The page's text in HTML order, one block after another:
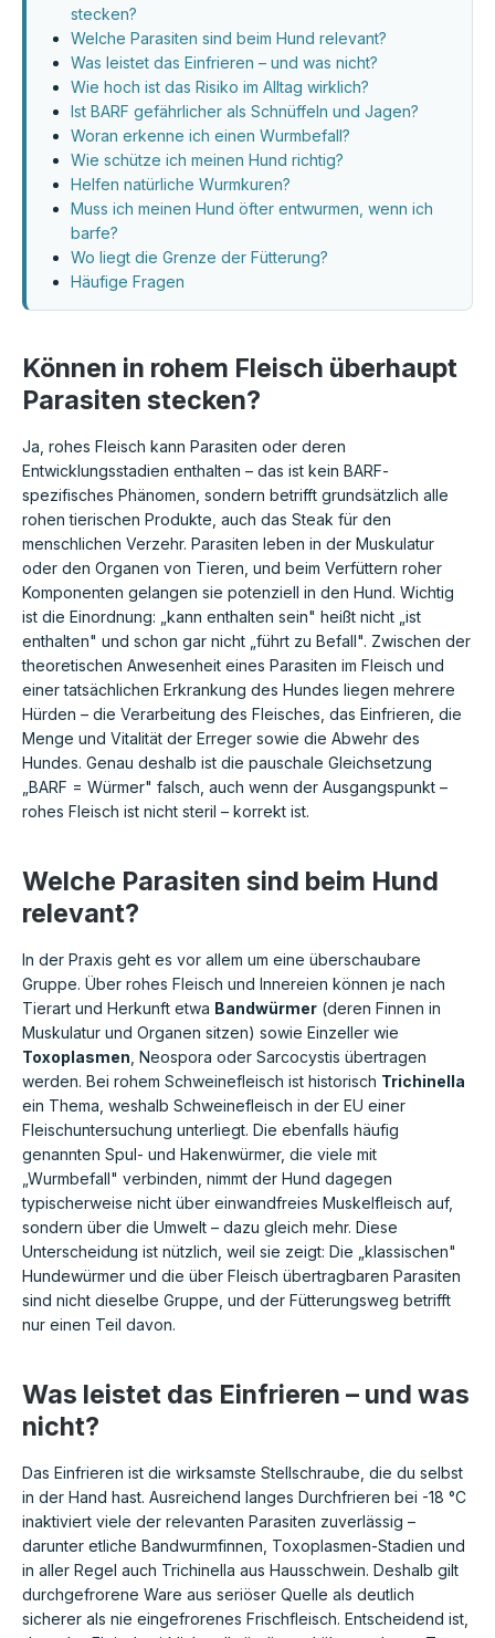
stecken?
Welche Parasiten sind beim Hund relevant?
Was leistet das Einfrieren – und was nicht?
Wie hoch ist das Risiko im Alltag wirklich?
Ist BARF gefährlicher als Schnüffeln und Jagen?
Woran erkenne ich einen Wurmbefall?
Wie schütze ich meinen Hund richtig?
Helfen natürliche Wurmkuren?
Muss ich meinen Hund öfter entwurmen, wenn ich
barfe?
Wo liegt die Grenze der Fütterung?
Häufige Fragen
Können in rohem Fleisch überhaupt
Parasiten stecken?
Ja, rohes Fleisch kann Parasiten oder deren
Entwicklungsstadien enthalten – das ist kein BARF-
spezifisches Phänomen, sondern betrifft grundsätzlich alle
rohen tierischen Produkte, auch das Steak für den
menschlichen Verzehr. Parasiten leben in der Muskulatur
oder den Organen von Tieren, und beim Verfüttern roher
Komponenten gelangen sie potenziell in den Hund. Wichtig
ist die Einordnung: „kann enthalten sein" heißt nicht „ist
enthalten" und schon gar nicht „führt zu Befall". Zwischen der
theoretischen Anwesenheit eines Parasiten im Fleisch und
einer tatsächlichen Erkrankung des Hundes liegen mehrere
Hürden – die Verarbeitung des Fleisches, das Einfrieren, die
Menge und Vitalität der Erreger sowie die Abwehr des
Hundes. Genau deshalb ist die pauschale Gleichsetzung
„BARF = Würmer" falsch, auch wenn der Ausgangspunkt –
rohes Fleisch ist nicht steril – korrekt ist.
Welche Parasiten sind beim Hund
relevant?
In der Praxis geht es vor allem um eine überschaubare
Gruppe. Über rohes Fleisch und Innereien können je nach
Tierart und Herkunft etwa Bandwürmer (deren Finnen in
Muskulatur und Organen sitzen) sowie Einzeller wie
Toxoplasmen , Neospora oder Sarcocystis übertragen
werden. Bei rohem Schweinefleisch ist historisch Trichinella
ein Thema, weshalb Schweinefleisch in der EU einer
Fleischuntersuchung unterliegt. Die ebenfalls häufig
genannten Spul- und Hakenwürmer, die viele mit
„Wurmbefall" verbinden, nimmt der Hund dagegen
typischerweise nicht über einwandfreies Muskelfleisch auf,
sondern über die Umwelt – dazu gleich mehr. Diese
Unterscheidung ist nützlich, weil sie zeigt: Die „klassischen"
Hundewürmer und die über Fleisch übertragbaren Parasiten
sind nicht dieselbe Gruppe, und der Fütterungsweg betrifft
nur einen Teil davon.
Was leistet das Einfrieren – und was
nicht?
Das Einfrieren ist die wirksamste Stellschraube, die du selbst
in der Hand hast. Ausreichend langes Durchfrieren bei -18 °C
inaktiviert viele der relevanten Parasiten zuverlässig –
darunter etliche Bandwurmfinnen, Toxoplasmen-Stadien und
in aller Regel auch Trichinella aus Hausschwein. Deshalb gilt
durchgefrorene Ware aus seriöser Quelle als deutlich
sicherer als nie eingefrorenes Frischfleisch. Entscheidend ist,